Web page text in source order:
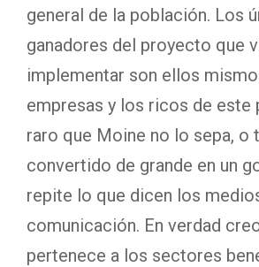
general de la población. Los
ganadores del proyecto que
implementar son ellos
empresas y los ricos de este
raro que Moine no lo sepa, o
convertido de grande en un
repite lo que dicen los
comunicación. En verdad
pertenece a los sectores